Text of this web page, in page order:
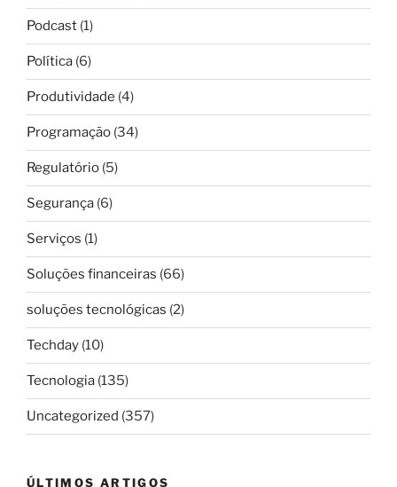
Podcast (1)
Política (6)
Produtividade (4)
Programação (34)
Regulatório (5)
Segurança (6)
Serviços (1)
Soluções financeiras (66)
soluções tecnológicas (2)
Techday (10)
Tecnologia (135)
Uncategorized (357)
ÚLTIMOS ARTIGOS